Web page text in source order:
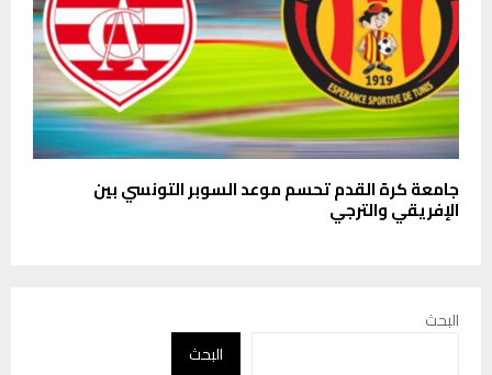
جامعة كرة القدم تحسم موعد السوبر التونسي بين
الإفريقي والترجي
البحث
البحث